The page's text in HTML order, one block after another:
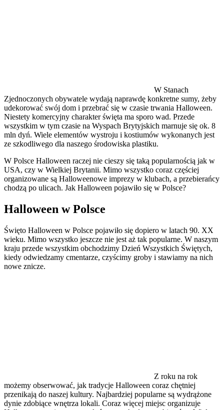
W Stanach
Zjednoczonych obywatele wydają naprawdę konkretne sumy, żeby
udekorować swój dom i przebrać się w czasie trwania Halloween.
Niestety komercyjny charakter święta ma sporo wad. Przede
wszystkim w tym czasie na Wyspach Brytyjskich marnuje się ok. 8
mln dyń. Wiele elementów wystroju i kostiumów wykonanych jest
ze szkodliwego dla naszego środowiska plastiku.
W Polsce Halloween raczej nie cieszy się taką popularnością jak w
USA, czy w Wielkiej Brytanii. Mimo wszystko coraz częściej
organizowane są Halloweenowe imprezy w klubach, a przebierańcy
chodzą po ulicach. Jak Halloween pojawiło się w Polsce?
Halloween w Polsce
Święto Halloween w Polsce pojawiło się dopiero w latach 90. XX
wieku. Mimo wszystko jeszcze nie jest aż tak popularne. W naszym
kraju przede wszystkim obchodzimy Dzień Wszystkich Świętych,
kiedy odwiedzamy cmentarze, czyścimy groby i stawiamy na nich
nowe znicze.
Z roku na rok
możemy obserwować, jak tradycje Halloween coraz chętniej
przenikają do naszej kultury. Najbardziej popularne są wydrążone
dynie zdobiące wnętrza lokali. Coraz więcej miejsc organizuje